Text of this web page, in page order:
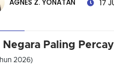
AGNES Z. YONATAN 17
Negara Paling
2026)